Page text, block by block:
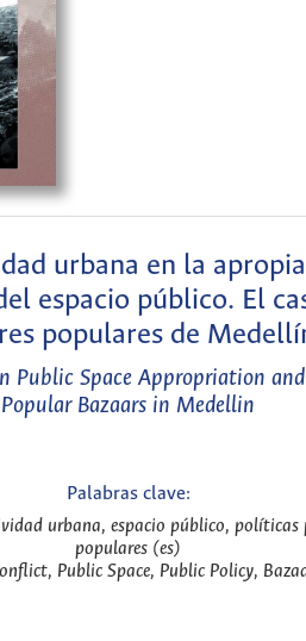
urbana en la
espacio público. El
populares de
Public Space Appropriation
Popular Bazaars in Medellin
Palabras clave:
urbana, espacio público, políticas
populares (es)
Public Space, Public Policy,